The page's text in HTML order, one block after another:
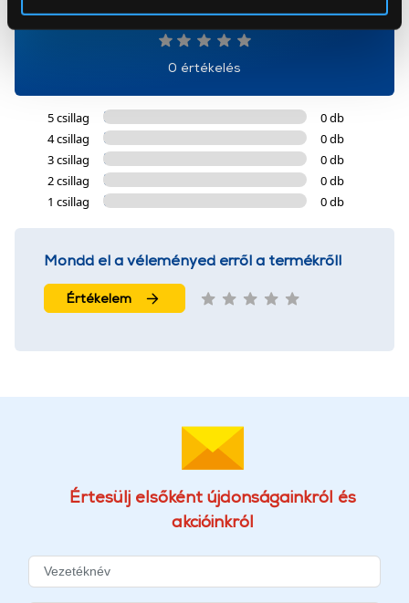
okat használ, melyeket az Ön gépén tárol a rendszer. A
cookie-k személyazonosítására nem alkalmasak,
használatával Ön elfogadja a cookie-k használatát.
További információk:ÁSZFésAdatvédelem
0
0 értékelés
5 csillag
0 db
4 csillag
0 db
3 csillag
0 db
2 csillag
0 db
1 csillag
0 db
Mondd el a véleményed erről a termékről!
Értékelem
Értesülj elsőként újdonságainkról és
akcióinkról